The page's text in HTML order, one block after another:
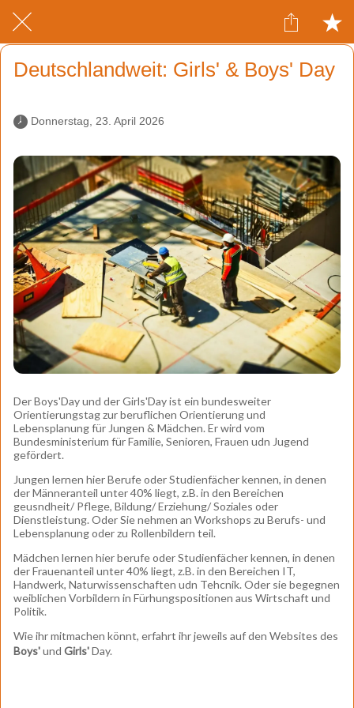
Deutschlandweit: Girls' & Boys' Day
Donnerstag, 23. April 2026
Der Boys'Day und der Girls'Day ist ein bundesweiter
Orientierungstag zur beruflichen Orientierung und
Lebensplanung für Jungen & Mädchen. Er wird vom
Bundesministerium für Familie, Senioren, Frauen udn Jugend
gefördert.
Jungen lernen hier Berufe oder Studienfächer kennen, in denen
der Männeranteil unter 40% liegt, z.B. in den Bereichen
geusndheit/ Pflege, Bildung/ Erziehung/ Soziales oder
Dienstleistung. Oder Sie nehmen an Workshops zu Berufs- und
Lebensplanung oder zu Rollenbildern teil.
Mädchen lernen hier berufe oder Studienfächer kennen, in denen
der Frauenanteil unter 40% liegt, z.B. in den Bereichen IT,
Handwerk, Naturwissenschaften udn Tehcnik. Oder sie begegnen
weiblichen Vorbildern in Fürhungspositionen aus Wirtschaft und
Politik.
Wie ihr mitmachen könnt, erfahrt ihr jeweils auf den Websites des
Boys'und Girls'Day.